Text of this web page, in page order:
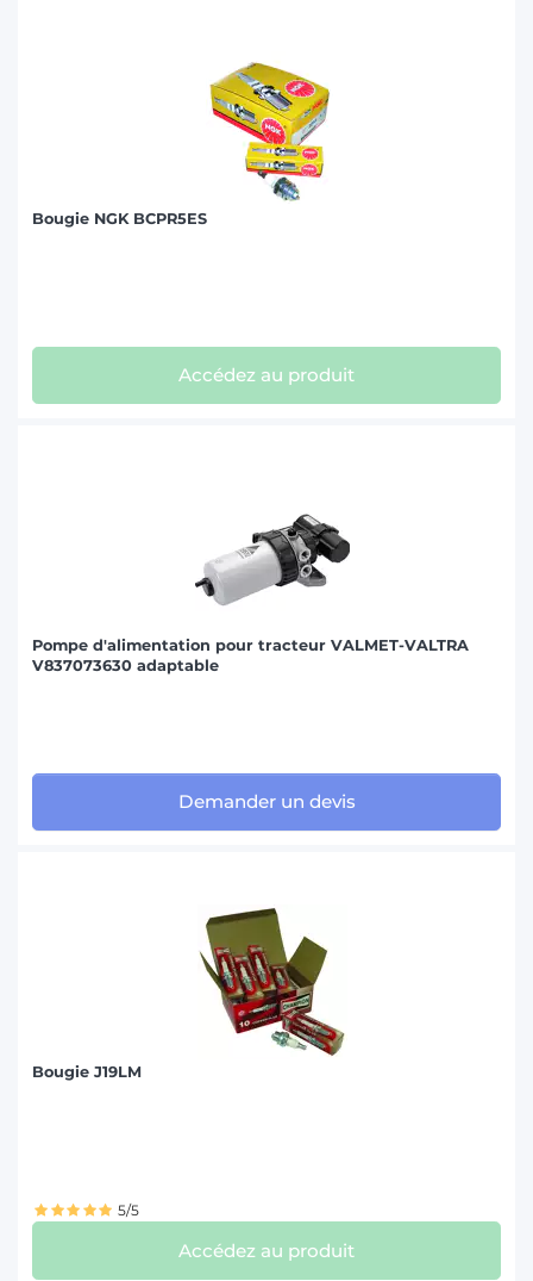
Bougie NGK BCPR5ES
Accédez au produit
Pompe d'alimentation pour tracteur VALMET-VALTRA
V837073630 adaptable
Demander un devis
Bougie J19LM
5/5
Accédez au produit